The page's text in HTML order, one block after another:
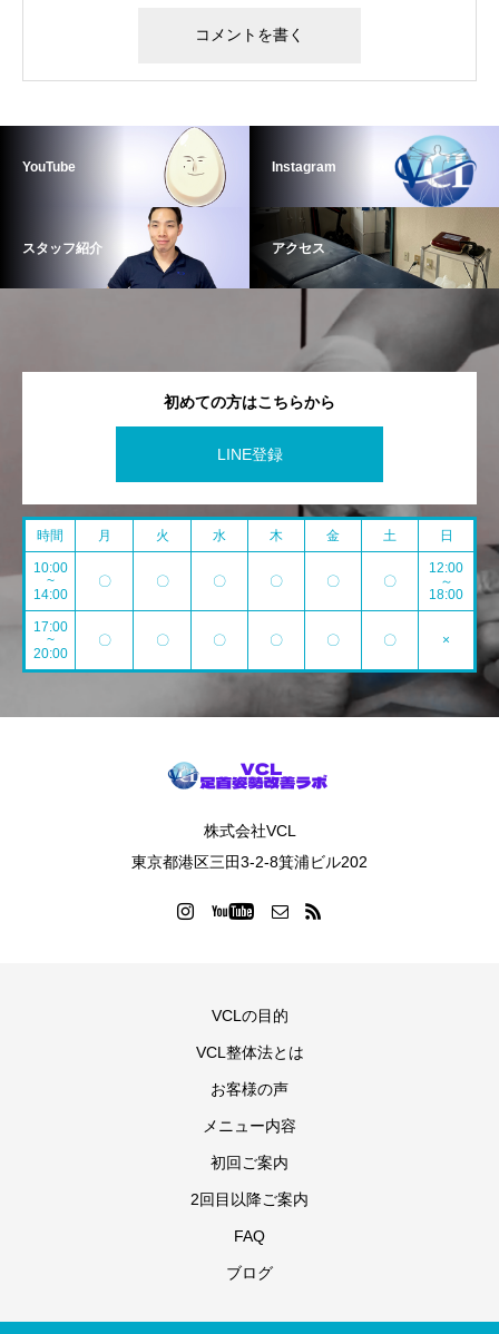
YouTube Instagram
スタッフ紹介 アクセス
初めての方はこちらから
LINE登録
時間 月 火 水 木 金 土 日
10:00
~
14:00
〇 〇 〇 〇 〇 〇
12:00
～
18:00
17:00
~
20:00
〇 〇 〇 〇 〇 〇 ×
株式会社VCL
東京都港区三田3-2-8箕浦ビル202
VCLの目的
VCL整体法とは
お客様の声
メニュー内容
初回ご案内
2回目以降ご案内
FAQ
ブログ